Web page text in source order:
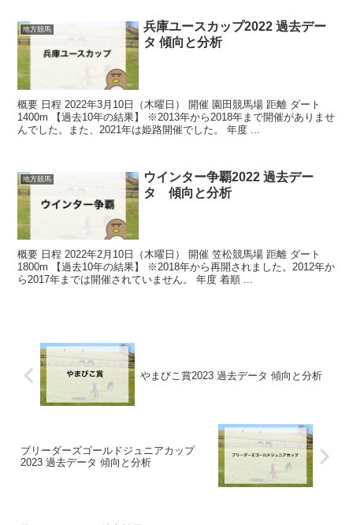
地方競馬
兵庫ユースカップ2022 過去デー
タ 傾向と分析
概要 日程 2022年3月10日（木曜日） 開催 園田競馬場 距離 ダート
1400m 【過去10年の結果】 ※2013年から2018年まで開催がありませ
んでした。また、2021年は姫路開催でした。 年度 ...
地方競馬
ウインター争覇2022 過去デー
タ 傾向と分析
概要 日程 2022年2月10日（木曜日） 開催 笠松競馬場 距離 ダート
1800m 【過去10年の結果】 ※2018年から再開されました。2012年か
ら2017年までは開催されていません。 年度 着順 ...
やまびこ賞2023 過去データ 傾向と分析
ブリーダーズゴールドジュニアカップ
2023 過去データ 傾向と分析